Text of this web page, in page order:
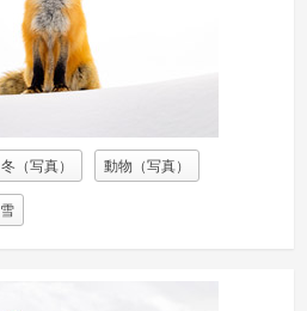
冬（写真） 動物（写真）
雪